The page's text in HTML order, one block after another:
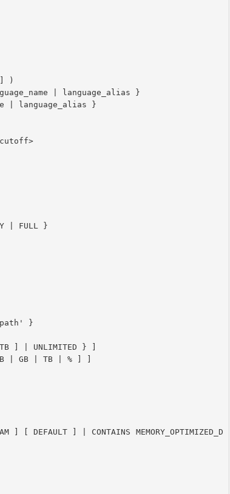
}
] | UNLIMITED } ]
| GB | TB | % ] ]
] [ DEFAULT ] | CONTAINS MEMORY_OPTIMIZED_D